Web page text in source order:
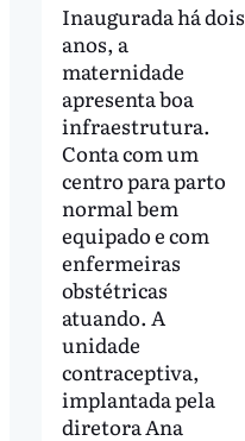
Inaugurada há dois
anos, a
maternidade
apresenta boa
infraestrutura.
Conta com um
centro para parto
normal bem
equipado e com
enfermeiras
obstétricas
atuando. A
unidade
contraceptiva,
implantada pela
diretora Ana